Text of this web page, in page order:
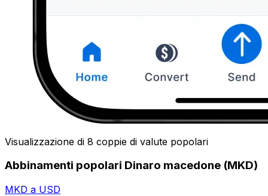
Visualizzazione di 8 coppie di valute popolari
Abbinamenti popolari Dinaro macedone (MKD)
MKD a USD